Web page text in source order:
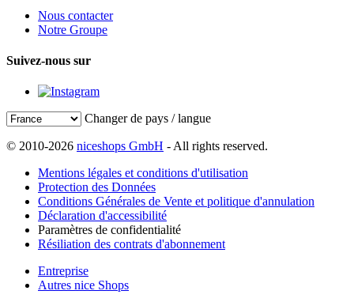
Nous contacter
Notre Groupe
Suivez-nous sur
Changer de pays / langue
© 2010-2026 niceshops GmbH - All rights reserved.
Mentions légales et conditions d'utilisation
Protection des Données
Conditions Générales de Vente et politique d'annulation
Déclaration d'accessibilité
Paramètres de confidentialité
Résiliation des contrats d'abonnement
Entreprise
Autres nice Shops